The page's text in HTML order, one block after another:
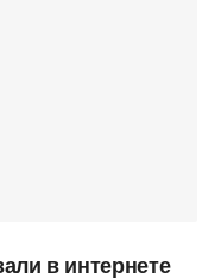
в интернете